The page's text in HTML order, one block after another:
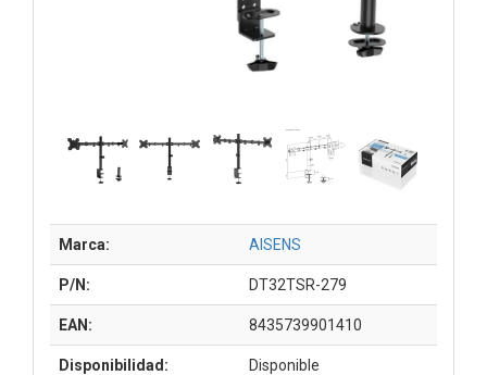
Marca: AISENS
P/N: DT32TSR-279
EAN: 8435739901410
Disponibilidad: Disponible